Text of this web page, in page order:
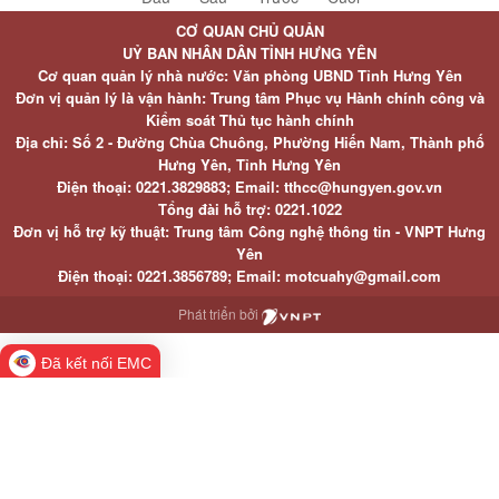
CƠ QUAN CHỦ QUẢN
UỶ BAN NHÂN DÂN TỈNH HƯNG YÊN
Cơ quan quản lý nhà nước: Văn phòng UBND Tỉnh Hưng Yên
Đơn vị quản lý là vận hành: Trung tâm Phục vụ Hành chính công và
Kiểm soát Thủ tục hành chính
Địa chỉ: Số 2 - Đường Chùa Chuông, Phường Hiến Nam, Thành phố
Hưng Yên, Tỉnh Hưng Yên
Điện thoại: 0221.3829883; Email: tthcc@hungyen.gov.vn
Tổng đài hỗ trợ: 0221.1022
Đơn vị hỗ trợ kỹ thuật: Trung tâm Công nghệ thông tin - VNPT Hưng
Yên
Điện thoại: 0221.3856789; Email: motcuahy@gmail.com
Phát triển bởi
Đã kết nối EMC